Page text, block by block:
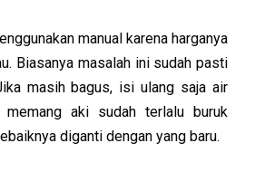
manual karena harganya
Biasanya masalah ini sudah pasti
masih bagus, isi ulang saja air
memang aki sudah terlalu buruk
diganti dengan yang baru.